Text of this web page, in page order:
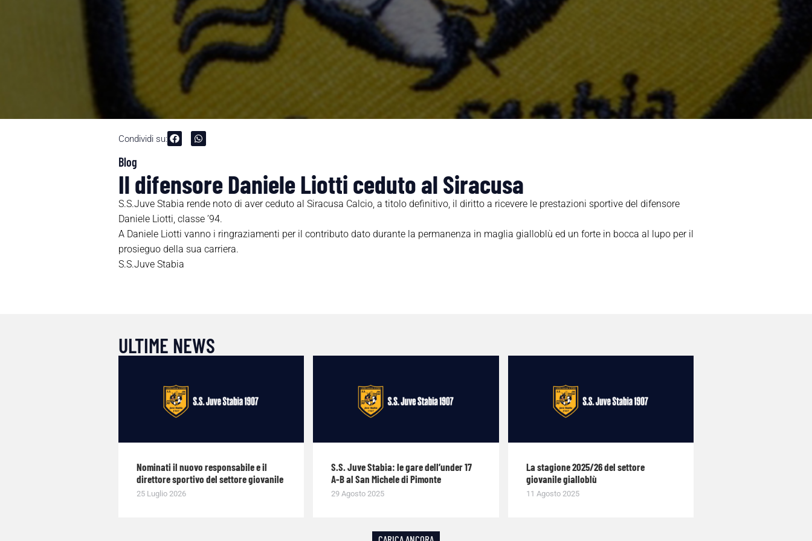
Condividi su:
Blog
Il difensore Daniele Liotti ceduto al Siracusa
S.S.Juve Stabia rende noto di aver ceduto al Siracusa Calcio, a titolo definitivo, il diritto a ricevere le prestazioni sportive del difensore
Daniele Liotti, classe ’94.
A Daniele Liotti vanno i ringraziamenti per il contributo dato durante la permanenza in maglia gialloblù ed un forte in bocca al lupo per il
prosieguo della sua carriera.
S.S.Juve Stabia
ULTIME NEWS
Nominati il nuovo responsabile e il
direttore sportivo del settore giovanile
25 Luglio 2026
S.S. Juve Stabia: le gare dell’under 17
A-B al San Michele di Pimonte
29 Agosto 2025
La stagione 2025/26 del settore
giovanile gialloblù
11 Agosto 2025